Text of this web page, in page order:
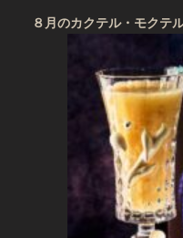
８月のカクテル・モクテ